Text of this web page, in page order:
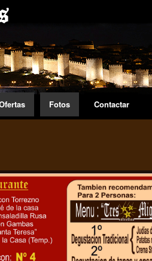
Fotos Contactar